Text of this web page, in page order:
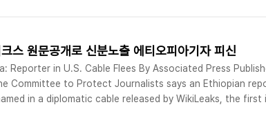
한국전문 원문확인결과 드러났습니..
스 원문공개로 신분노출 에티오피아기자 피신
Reporter in U.S. Cable Flees By Associated Press
Committee to Protect Journalists says an Ethiopian
in a diplomatic cable released by WikiLeaks, the